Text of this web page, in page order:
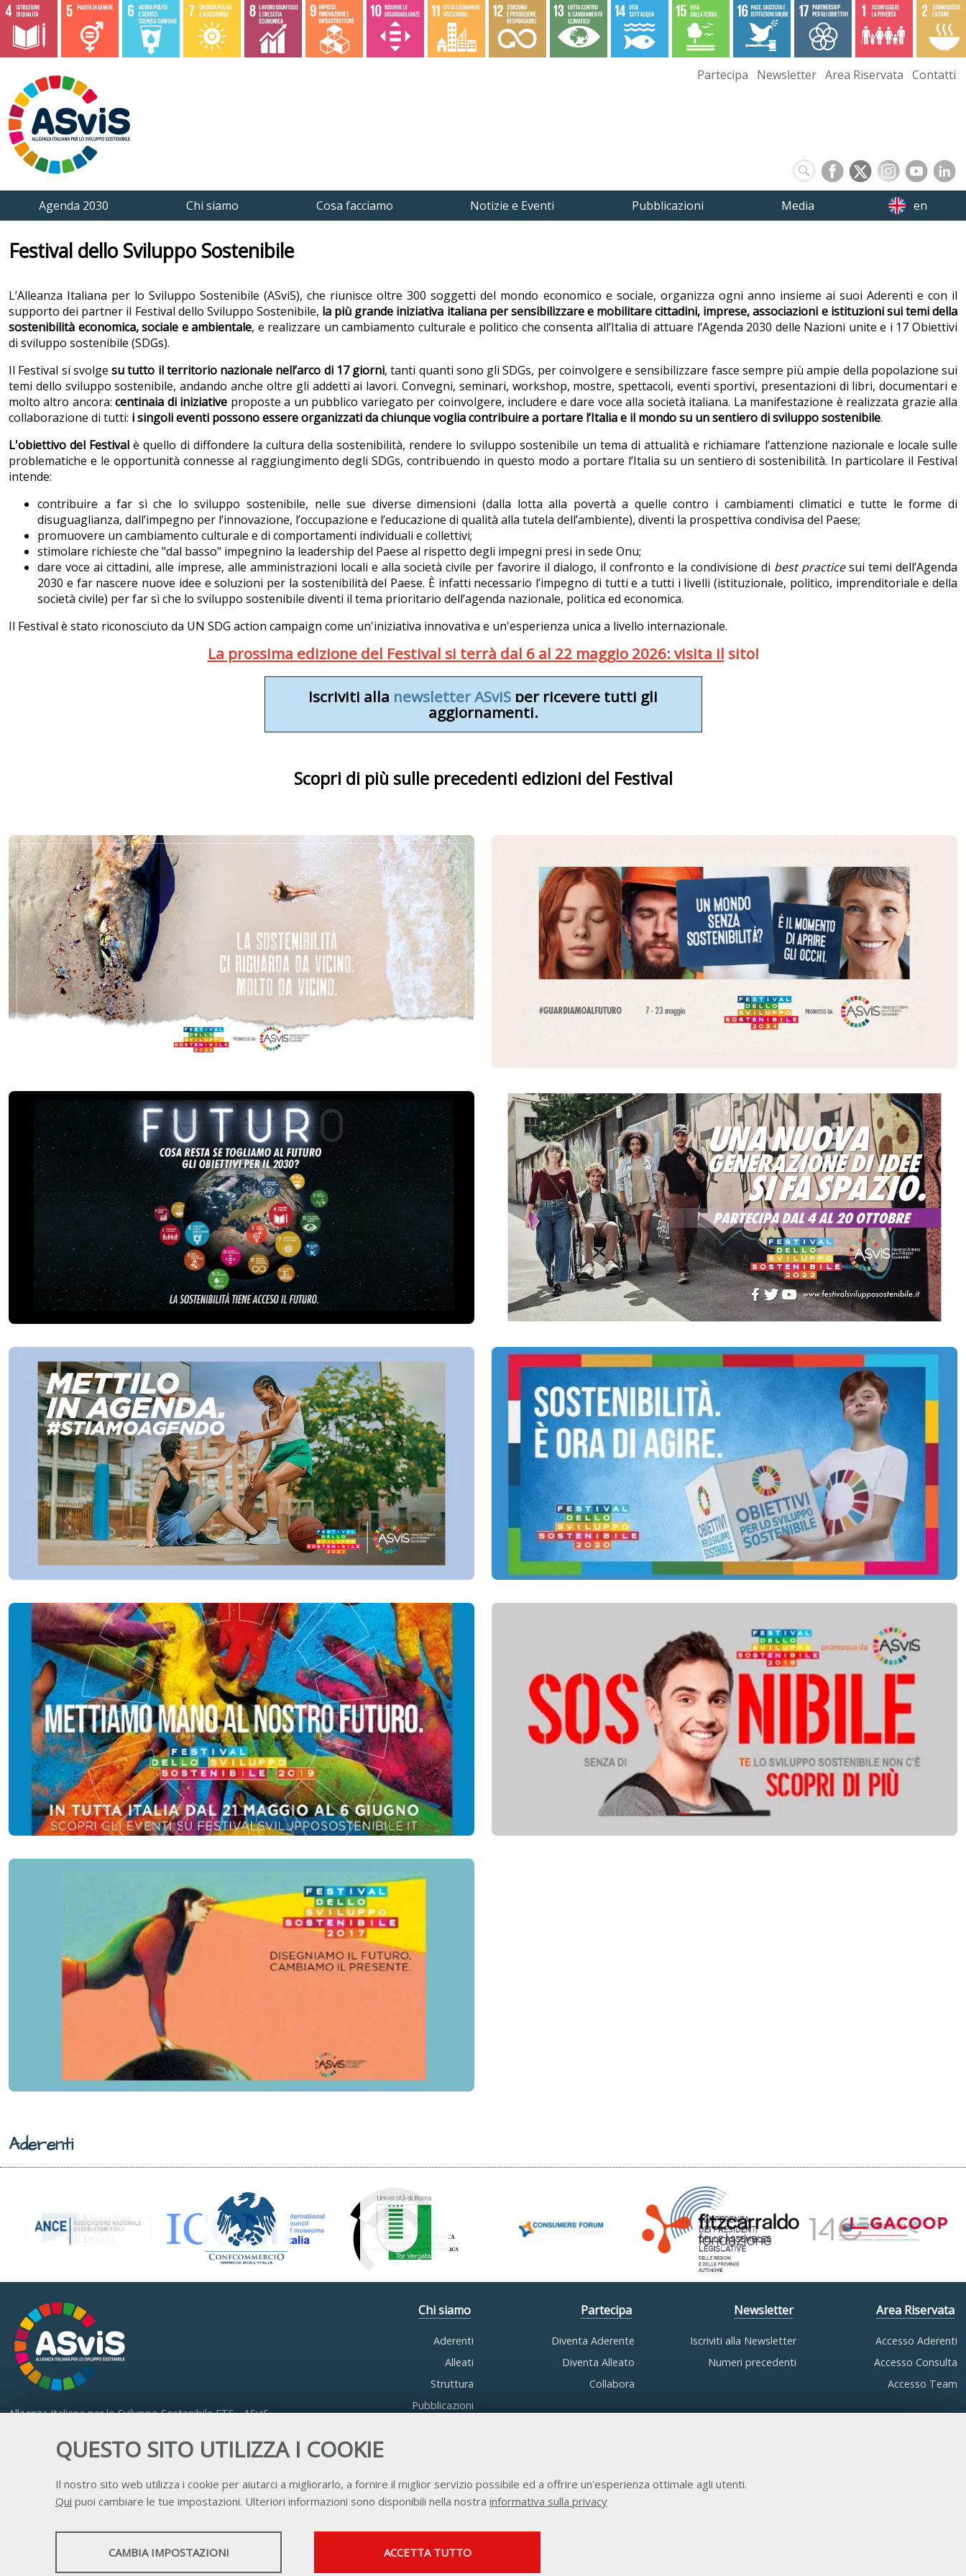
QUESTO SITO UTILIZZA I COOKIE
Il nostro sito web utilizza i cookie per aiutarci a migliorarlo, a fornire il miglior servizio possibile ed a offrire un'esperienza ottimale agli utenti.
Qui puoi cambiare le tue impostazioni. Ulteriori informazioni sono disponibili nella nostra informativa sulla privacy
STATISTICHE SERVIZI FACOLTATVI
CAMBIA IMPOSTAZIONI ACCETTA TUTTO
Partecipa Newsletter Area Riservata Contatti
Agenda 2030 Chi siamo Cosa facciamo Notizie e Eventi Pubblicazioni Media en
Festival dello Sviluppo Sostenibile
L’Alleanza Italiana per lo Sviluppo Sostenibile (ASviS), che riunisce oltre 300 soggetti del mondo economico e sociale, organizza ogni anno insieme ai suoi Aderenti e con il
supporto dei partner il Festival dello Sviluppo Sostenibile, la più grande iniziativa italiana per sensibilizzare e mobilitare cittadini, imprese, associazioni e istituzioni sui temi della
sostenibilità economica, sociale e ambientale, e realizzare un cambiamento culturale e politico che consenta all’Italia di attuare l’Agenda 2030 delle Nazioni unite e i 17 Obiettivi
di sviluppo sostenibile (SDGs).
Il Festival si svolge su tutto il territorio nazionale nell’arco di 17 giorni, tanti quanti sono gli SDGs, per coinvolgere e sensibilizzare fasce sempre più ampie della popolazione sui
temi dello sviluppo sostenibile, andando anche oltre gli addetti ai lavori. Convegni, seminari, workshop, mostre, spettacoli, eventi sportivi, presentazioni di libri, documentari e
molto altro ancora:centinaia di iniziative proposte a un pubblico variegato per coinvolgere, includere e dare voce alla società italiana. La manifestazione è realizzata grazie alla
collaborazione di tutti: i singoli eventi possono essere organizzati da chiunque voglia contribuire a portare l’Italia e il mondo su un sentiero di sviluppo sostenibile.
L'obiettivo del Festivalè quello di diffondere la cultura della sostenibilità, rendere lo sviluppo sostenibile un tema di attualità e richiamare l’attenzione nazionale e locale sulle
problematiche e le opportunità connesse al raggiungimento degli SDGs, contribuendo in questo modo a portare l’Italia su un sentiero di sostenibilità. In particolare il Festival
intende:
contribuire a far sì che lo sviluppo sostenibile, nelle sue diverse dimensioni (dalla lotta alla povertà a quelle contro i cambiamenti climatici e tutte le forme di
disuguaglianza, dall’impegno per l’innovazione, l’occupazione e l’educazione di qualità alla tutela dell’ambiente), diventi la prospettiva condivisa del Paese;
promuovere un cambiamento culturale e di comportamenti individuali e collettivi;
stimolare richieste che "dal basso" impegnino la leadership del Paese al rispetto degli impegni presi in sede Onu;
dare voce ai cittadini, alle imprese, alle amministrazioni locali e alla società civile per favorire il dialogo, il confronto e la condivisione di best practicesui temi dell’Agenda
2030 e far nascere nuove idee e soluzioni per la sostenibilità del Paese. È infatti necessario l’impegno di tutti e a tutti i livelli (istituzionale, politico, imprenditoriale e della
società civile) per far sì che lo sviluppo sostenibile diventi il tema prioritario dell’agenda nazionale, politica ed economica.
Il Festival è stato riconosciuto da UN SDG action campaign come un'iniziativa innovativa e un'esperienza unica a livello internazionale.
La prossima edizione del Festival si terrà dal 6 al 22 maggio 2026: visita il sito!
Iscriviti alla newsletter ASviS per ricevere tutti gli
aggiornamenti.
Scopri di più sulle precedenti edizioni del Festival
Aderenti
Alleanza Italiana per lo Sviluppo Sostenibile ETS - ASviS
C.F. 97893090585 P.IVA 14610671001
Chi siamo
Aderenti
Alleati
Struttura
Pubblicazioni
Partecipa
Diventa Aderente
Diventa Alleato
Collabora
Newsletter
Iscriviti alla Newsletter
Numeri precedenti
Area Riservata
Accesso Aderenti
Accesso Consulta
Accesso Team
Contatti Privacy Trasparenza